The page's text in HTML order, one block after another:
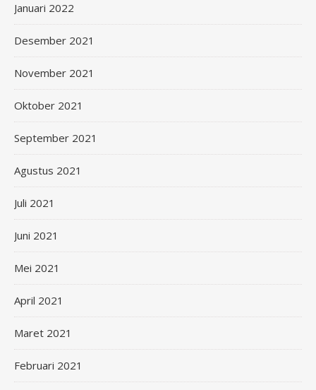
Januari 2022
Desember 2021
November 2021
Oktober 2021
September 2021
Agustus 2021
Juli 2021
Juni 2021
Mei 2021
April 2021
Maret 2021
Februari 2021